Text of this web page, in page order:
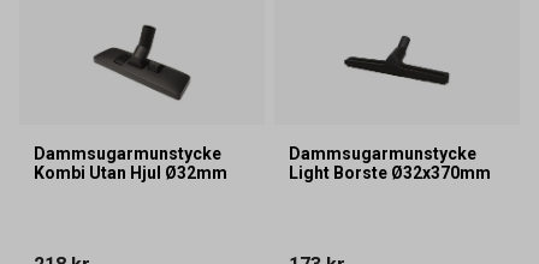
Dammsugarmunstycke
Kombi Utan Hjul Ø32mm
Dammsugarmunstycke
Light Borste Ø32x370mm